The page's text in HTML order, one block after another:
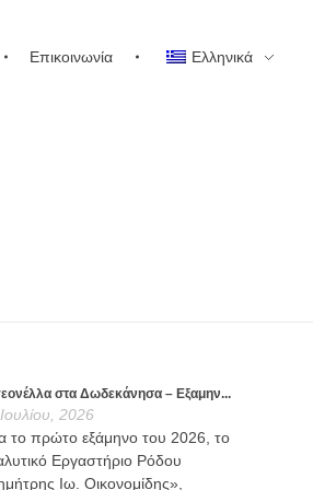
Επικοινωνία Ελληνικά
στα Δωδεκάνησα – Εξαμην...
2026
το πρώτο εξάμηνο του 2026, το
Εργαστήριο Ρόδου
Ιω. Οικονομίδης»,